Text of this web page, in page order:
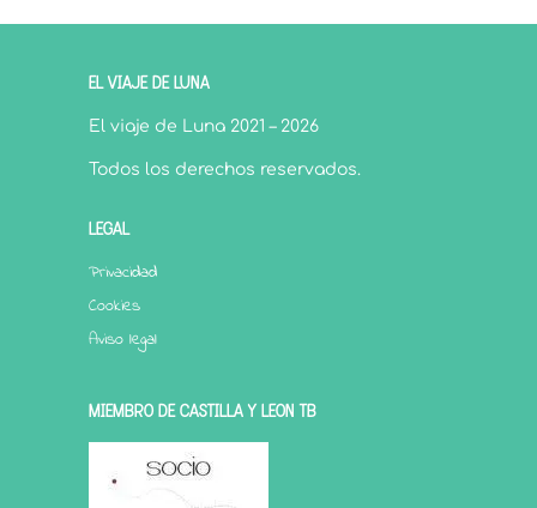
EL VIAJE DE LUNA
El viaje de Luna 2021 – 2026
Todos los derechos reservados.
LEGAL
Privacidad
Cookies
Aviso legal
MIEMBRO DE CASTILLA Y LEÓN TB